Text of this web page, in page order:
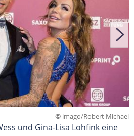
© imago/Robert Michael
und Gina-Lisa Lohfink eine